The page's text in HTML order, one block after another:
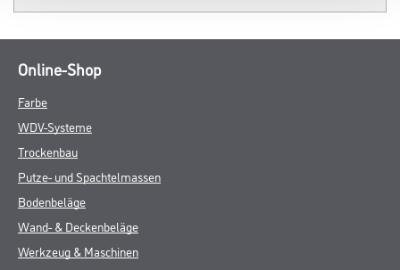
Online-Shop
Farbe
WDV-Systeme
Trockenbau
Putze- und Spachtelmassen
Bodenbeläge
Wand- & Deckenbeläge
Werkzeug & Maschinen